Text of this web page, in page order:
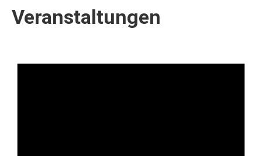
Veranstaltungen